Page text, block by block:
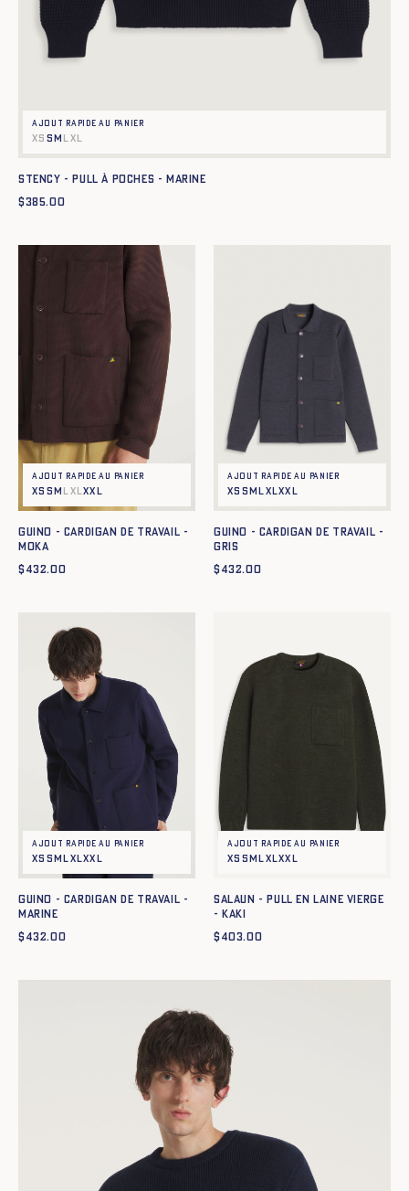
Ajout rapide au panier
XS S M XL
Stency - Pull à poches - MARINE
$385.00
Ajout rapide au panier
XS S M XLXXL
GUINO - CARDIGAN DE TRAVAIL -
MOKA
$432.00
Ajout rapide au panier
XS S M L XLXXL
GUINO - CARDIGAN DE TRAVAIL -
GRIS
$432.00
Ajout rapide au panier
XS S M L XLXXL
GUINO - CARDIGAN DE TRAVAIL -
MARINE
$432.00
Ajout rapide au panier
XS S M L XLXXL
SALAUN - PULL EN LAINE VIERGE
- KAKI
$403.00